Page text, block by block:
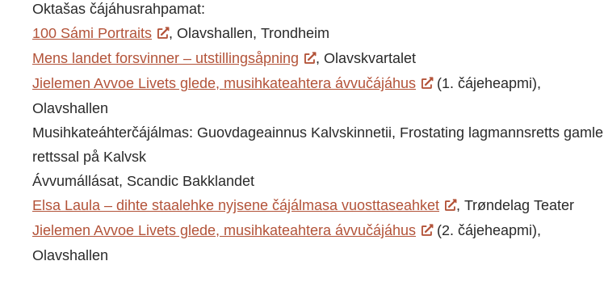
Oktašas čájáhusrahpamat:
100 Sámi Portraits
, Olavshallen, Trondheim
Mens landet forsvinner – utstillingsåpning
, Olavskvartalet
Jielemen Avvoe Livets glede, musihkateahtera ávvučájáhus
(1. čájeheapmi),
Olavshallen
Musihkateáhterčájálmas: Guovdageainnus Kalvskinnetii, Frostating lagmannsretts gamle
rettssal på Kalvsk
Ávvumállásat, Scandic Bakklandet
Elsa Laula – dihte staalehke nyjsene čájálmasa vuosttaseahket
, Trøndelag Teater
Jielemen Avvoe Livets glede, musihkateahtera ávvučájáhus
(2. čájeheapmi),
Olavshallen